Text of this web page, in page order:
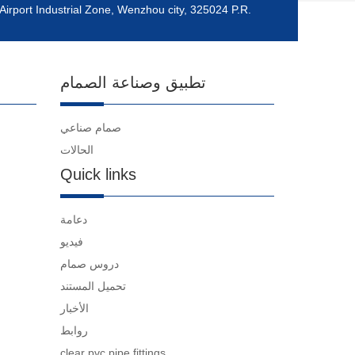
Industrial Zone, Wenzhou city, 325024 P.R.
تطبيق وصناعة الصمام
صمام صناعي
الحالات
Quick links
دعامة
فيديو
دروس صمام
تحميل المستند
الأخبار
روابط